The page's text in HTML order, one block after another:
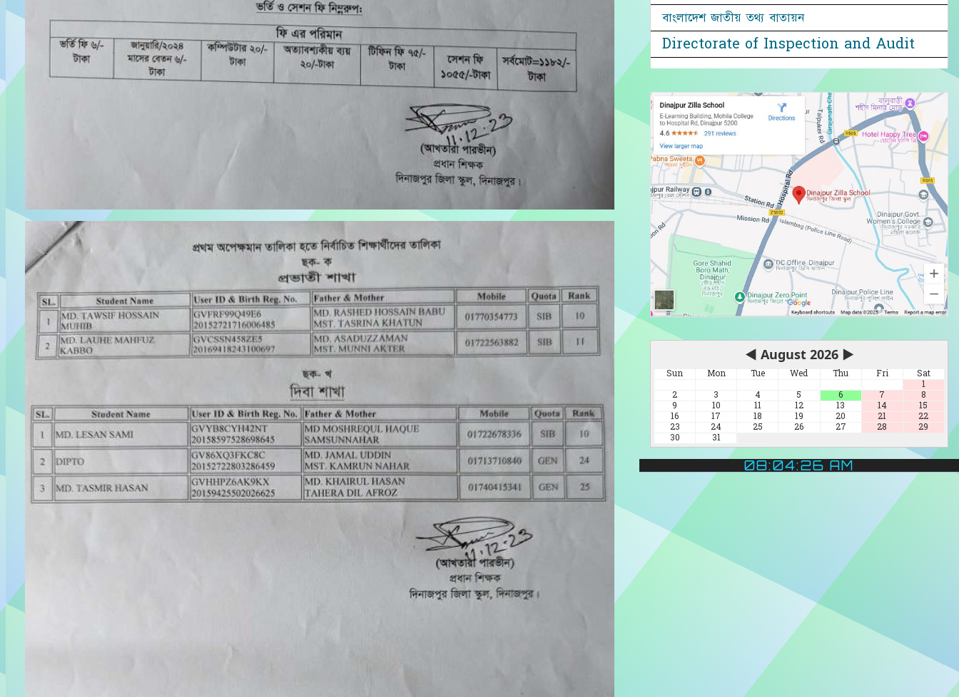
বাংলাদেশ জাতীয় তথ্য বাতায়ন
Directorate of Inspection and Audit
◀ August 2026 ▶
Sun Mon Tue Wed Thu Fri
Sat
1
2
3 4 5 6 7
8
9
10 11 12 13 14
15
16
17 18 19 20 21
22
23
24 25 26 27 28
29
30
31
08:04:27 AM